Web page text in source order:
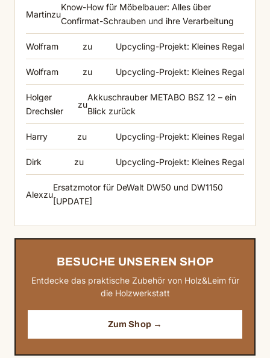
Martinzu
Know-How für Möbelbauer: Alles über
Confirmat-Schrauben und ihre Verarbeitung
Wolfram zu Upcycling-Projekt: Kleines Regal
Wolfram zu Upcycling-Projekt: Kleines Regal
Holger
Drechsler
zu
Akkuschrauber METABO BSZ 12 – ein
Blick zurück
Harry zu Upcycling-Projekt: Kleines Regal
Dirk zu Upcycling-Projekt: Kleines Regal
Alexzu
Ersatzmotor für DeWalt DW50 und DW1150
[UPDATE]
BESUCHE UNSEREN SHOP
Entdecke das praktische Zubehör von Holz&Leim für
die Holzwerkstatt
Zum Shop →